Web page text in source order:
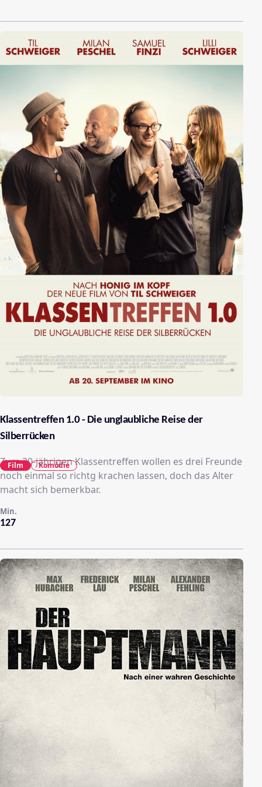
Klassentreffen 1.0 - Die unglaubliche Reise der
Silberrücken
Zum 30-jährigen Klassentreffen wollen es drei Freunde
noch einmal so richtg krachen lassen, doch das Alter
macht sich bemerkbar.
127
Min.
Film Komödie